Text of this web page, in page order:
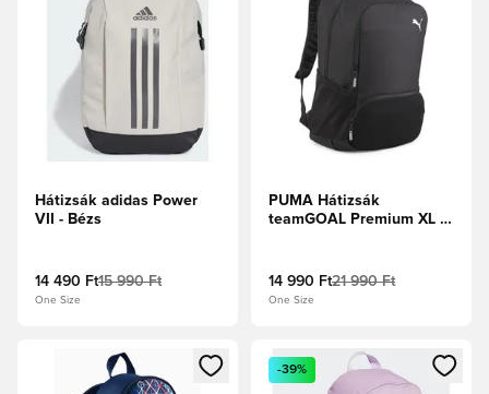
Hátizsák adidas Power
VII - Bézs
14 490 Ft15 990 Ft
One Size
PUMA Hátizsák
teamGOAL Premium XL -
14 990 Ft21 990 Ft
One Size
Megnyit egy modált a bejelentkezéshez vagy a tagként
Megnyit egy modált a
-39%